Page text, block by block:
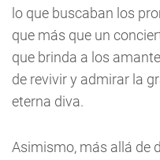
lo que buscaban los
que más que un
que brinda a los
de revivir y admirar la
eterna diva.
Asimismo, más allá de